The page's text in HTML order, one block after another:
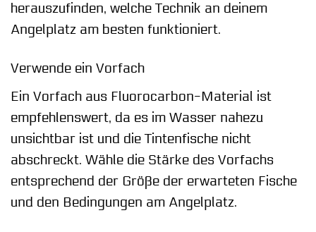
herauszufinden, welche Technik an deinem
Angelplatz am besten funktioniert.
Verwende ein Vorfach
Ein Vorfach aus Fluorocarbon-Material ist
empfehlenswert, da es im Wasser nahezu
unsichtbar ist und die Tintenfische nicht
abschreckt. Wähle die Stärke des Vorfachs
entsprechend der Größe der erwarteten Fische
und den Bedingungen am Angelplatz.